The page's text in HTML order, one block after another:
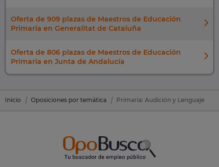
Oferta de 909 plazas de Maestros de Educación
Primaria en Generalitat de Cataluña
Oferta de 806 plazas de Maestros de Educación
Primaria en Junta de Andalucía
Inicio Oposiciones por temática Primaria: Audición y Lenguaje